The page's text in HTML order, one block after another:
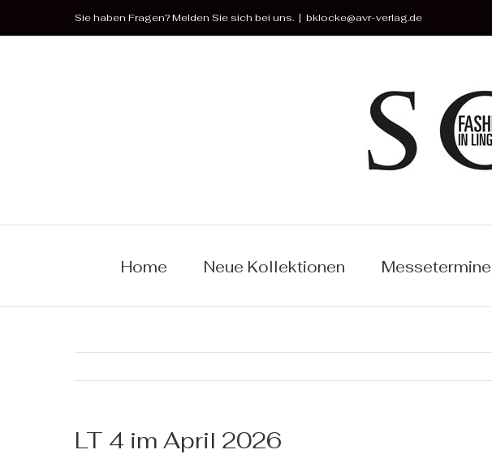
Inhalt
Sie haben Fragen? Melden Sie sich bei uns. | bklocke@avr-verlag.de
Home Neue Kollektionen Messetermine
LT 4 im April 2026